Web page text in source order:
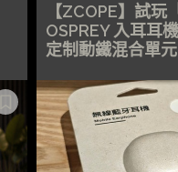
【ZCOPE】試
OSPREY 入耳
定制動鐵混合單元